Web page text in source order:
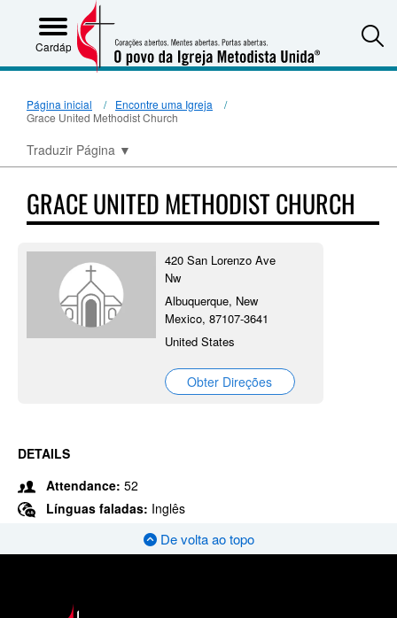
Cardápio
Página inicial
Encontre uma Igreja
Grace United Methodist Church
Traduzir Página ▼
GRACE UNITED METHODIST CHURCH
420 San Lorenzo Ave
Nw
Albuquerque, New
Mexico, 87107-3641
United States
Obter Direções
DETAILS
Attendance: 52
Línguas faladas: Inglês
De volta ao topo